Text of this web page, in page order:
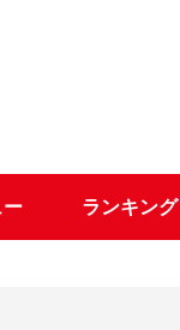
ー ランキング